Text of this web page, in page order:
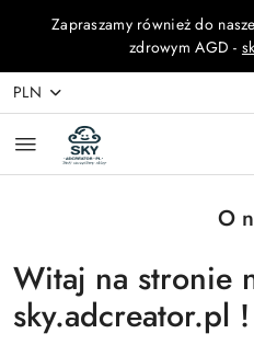
Przejdź do treści
Przejdź do
Przejdź do moje konto
Przejdź do menu
Przejdź do stopki
Zapraszamy również do
zdrowym AGD -
PLN
O
Witaj na stronie
sky.adcreator.pl !